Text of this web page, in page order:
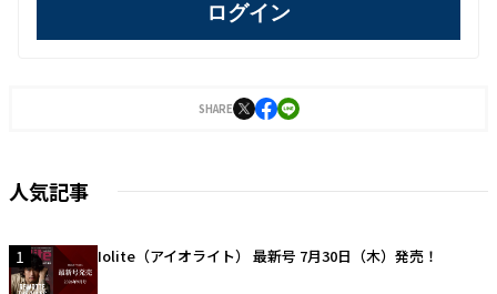
ログイン
SHARE
人気記事
1 Iolite（アイオライト） 最新号 7月30日（木）発売！